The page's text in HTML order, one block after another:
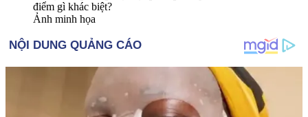
Ảnh minh họa